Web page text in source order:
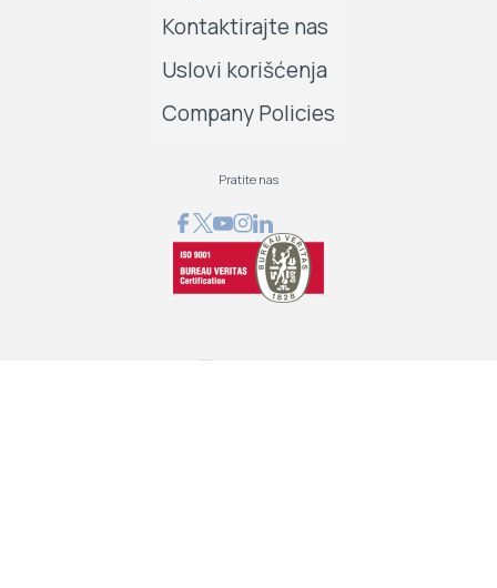
Kontaktirajte nas
Uslovi korišćenja
Company Policies
Pratite nas